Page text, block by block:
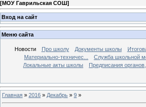
[МОУ Гаврильская СОШ]
Вход на сайт
Меню сайта
Новости Про школу Документы школы
Материально-техничес...
Служба школьной
Локальные акты школы
Предписания
Главная » 2016 » Декабрь » 9 »